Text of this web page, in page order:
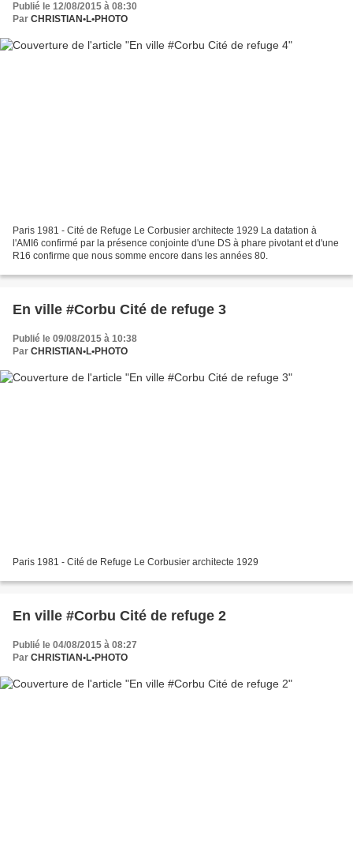
Publié le 12/08/2015 à 08:30
Par CHRISTIAN•L•PHOTO
Paris 1981 - Cité de Refuge Le Corbusier architecte 1929 La datation à
l'AMI6 confirmé par la présence conjointe d'une DS à phare pivotant et d'une
R16 confirme que nous somme encore dans les années 80.
En ville #Corbu Cité de refuge 3
Publié le 09/08/2015 à 10:38
Par CHRISTIAN•L•PHOTO
Paris 1981 - Cité de Refuge Le Corbusier architecte 1929
En ville #Corbu Cité de refuge 2
Publié le 04/08/2015 à 08:27
Par CHRISTIAN•L•PHOTO